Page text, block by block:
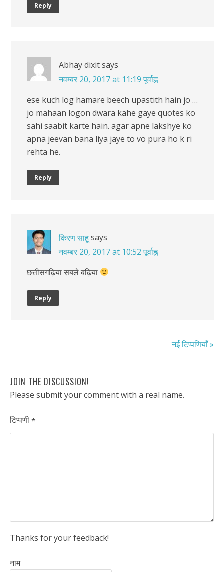
Reply
Abhay dixitsays
नवम्बर 20, 2017 at 11:19 पूर्वाह्न
ese kuch log hamare beech upastith hain jo …
jo mahaan logon dwara kahe gaye quotes ko
sahi saabit karte hain. agar apne lakshye ko
apna jeevan bana liya jaye to vo pura ho k ri
rehta he.
Reply
किरण साहूsays
नवम्बर 20, 2017 at 10:52 पूर्वाह्न
छत्तीसगढ़िया सबले बढ़िया
Reply
नई टिप्पणियाँ »
JOIN THE DISCUSSION!
Please submit your comment with a real name.
टिप्पणी*
Thanks for your feedback!
नाम